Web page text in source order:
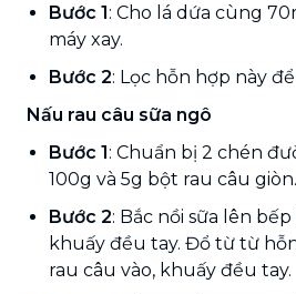
Bước 1: Cho lá dứa cùng
máy xay.
Bước 2: Lọc hỗn hợp này
Nấu rau câu sữa ngô
Bước 1: Chuẩn bị 2 chén
100g và 5g bột rau câu
Bước 2: Bắc nồi sữa lên
khuấy đều tay. Đổ từ từ
rau câu vào, khuấy đều tay.